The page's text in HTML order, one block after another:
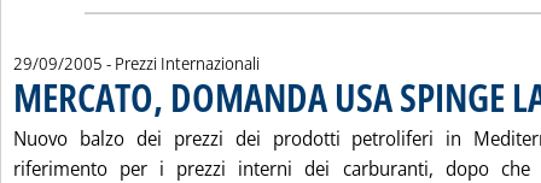
29/09/2005 - Prezzi Internazionali
MERCATO, DOMANDA USA SPINGE
Nuovo balzo dei prezzi dei prodotti petroliferi in
riferimento per i prezzi interni dei carburanti, dopo che